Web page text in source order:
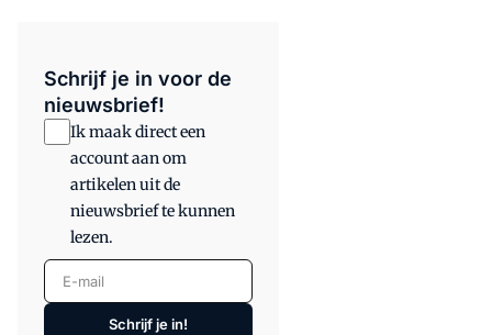
Schrijf je in voor de
nieuwsbrief!
Ik maak direct een
account aan om
artikelen uit de
nieuwsbrief te kunnen
lezen.
E-mail
Schrijf je in!